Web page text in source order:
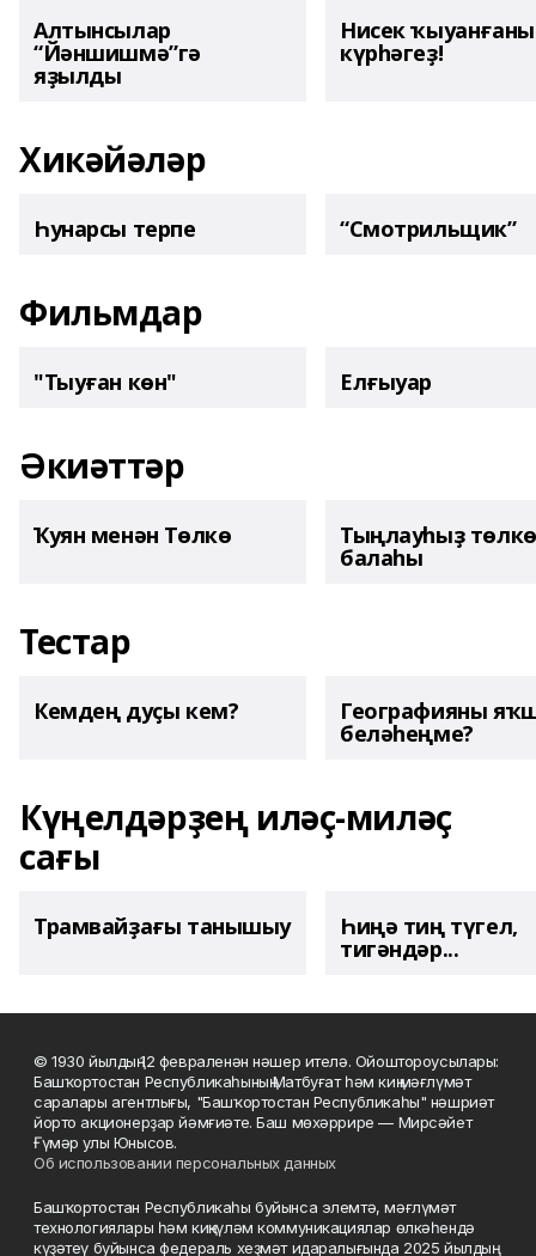
Алтынсылар
“Йәншишмә”гә
яҙылды
Нисек
күрһәгеҙ!
Хикәйәләр
Һунарсы терпе “Смотрильщик”
Фильмдар
"Тыуған көн" Елғыуар
Әкиәттәр
Ҡуян менән Төлкө Тыңлауһыҙ төлкө
балаһы
Тестар
Кемдең дуҫы кем? Географияны
беләһеңме?
Күңелдәрҙең иләҫ-миләҫ
сағы
Трамвайҙағы танышыу Һиңә тиң түгел,
тигәндәр...
© 1930 йылдың 12 февраленән нәшер ителә. Ойоштороусылары:
Башҡортостан Республикаһының Матбуғат һәм киң мәғлүмәт
саралары агентлығы, "Башҡортостан Республикаһы" нәшриәт
йорто акционерҙар йәмғиәте. Баш мөхәррире — Мирсәйет
Ғүмәр улы Юнысов.
Об использовании персональных данных
Башҡортостан Республикаһы буйынса элемтә, мәғлүмәт
технологиялары һәм киңкүләм коммуникациялар өлкәһендә
күҙәтеү буйынса федераль хеҙмәт идаралығында 2025 йылдың